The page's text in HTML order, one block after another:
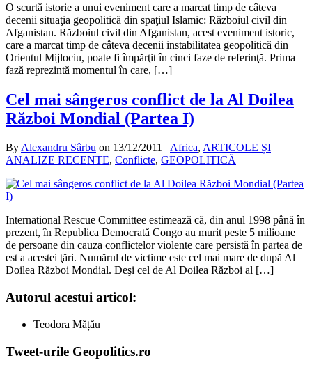
O scurtă istorie a unui eveniment care a marcat timp de câteva
decenii situaţia geopolitică din spaţiul Islamic: Războiul civil din
Afganistan. Războiul civil din Afganistan, acest eveniment istoric,
care a marcat timp de câteva decenii instabilitatea geopolitică din
Orientul Mijlociu, poate fi împărţit în cinci faze de referinţă. Prima
fază reprezintă momentul în care, […]
Cel mai sângeros conflict de la Al Doilea
Război Mondial (Partea I)
ByAlexandru Sârbu on 13/12/2011 Africa, ARTICOLE ȘI
ANALIZE RECENTE, Conflicte, GEOPOLITICĂ
International Rescue Committee estimează că, din anul 1998 până în
prezent, în Republica Democrată Congo au murit peste 5 milioane
de persoane din cauza conflictelor violente care persistă în partea de
est a acestei ţări. Numărul de victime este cel mai mare de după Al
Doilea Război Mondial. Deşi cel de Al Doilea Război al […]
Autorul acestui articol:
Teodora Mățău
Tweet-urile Geopolitics.ro